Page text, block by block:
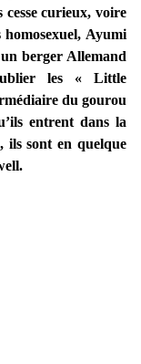
cesse curieux, voire
Ayumi
berger Allemand
les « Little
du gourou
entrent dans la
ils sont en quelque